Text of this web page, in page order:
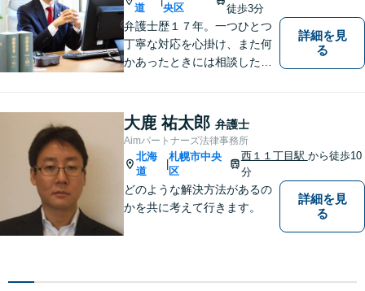
道
央区
徒歩3分
弁護士歴１７年。一つひとつ
丁寧な対応を心掛け、また何
かあったときには相談したい
大事にしています。相続、民
事事件、中小企業の支援など
詳細を見
る
大鹿 祐太郎 弁護士
Aimパートナーズ法律事務所
北海
道
札幌市中央
区
西１１丁目駅 から徒歩10
分
どのような解決方法があるの
かを共に考えて行きます。
詳細を見
る